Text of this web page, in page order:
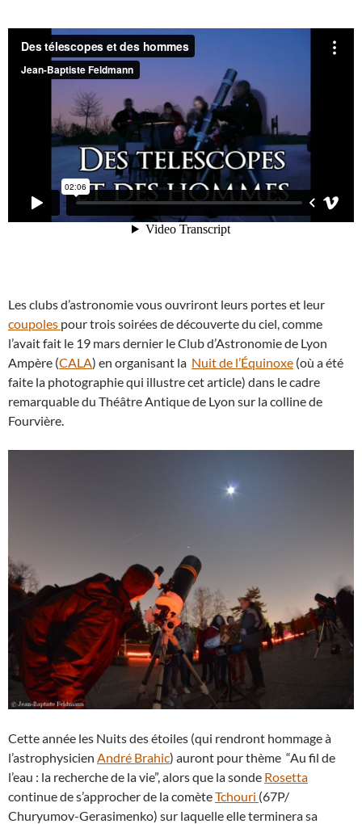
Les clubs d’astronomie vous ouvriront leurs portes et leur
coupoles pour trois soirées de découverte du ciel, comme
l’avait fait le 19 mars dernier le Club d’Astronomie de Lyon
Ampère (CALA) en organisant la Nuit de l’Équinoxe (où a été
faite la photographie qui illustre cet article) dans le cadre
remarquable du Théâtre Antique de Lyon sur la colline de
Fourvière.
Cette année les Nuits des étoiles (qui rendront hommage à
l’astrophysicien André Brahic) auront pour thème “Au fil de
l’eau : la recherche de la vie”, alors que la sonde Rosetta
continue de s’approcher de la comèteTchouri (67P/
Churyumov-Gerasimenko) sur laquelle elle terminera sa